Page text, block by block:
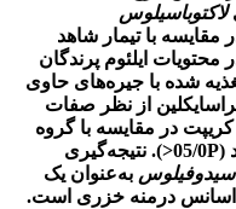
لاکتوباسیلوس
با تیمار شاهد
ایلئوم پرندگان
از نظر صفات
در مقایسه با گروه
شاهد افزایش معنی‌داری را نشان دادند (05/0P<). نتیجه‌گیری
به‌عنوان یک
اسانس درمنه خزری است.